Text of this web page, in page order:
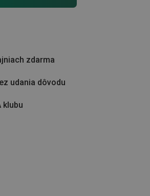
zdarma
udania dôvodu
klubu